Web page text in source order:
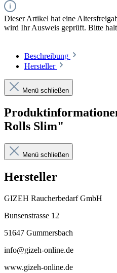
Dieser Artikel hat eine
wird Ihr Ausweis geprüft. Bitte
Beschreibung
Hersteller
Menü schließen
Rolls Slim"
Menü schließen
Hersteller
GIZEH Raucherbedarf GmbH
Bunsenstrasse 12
51647 Gummersbach
info@gizeh-online.de
www.gizeh-online.de